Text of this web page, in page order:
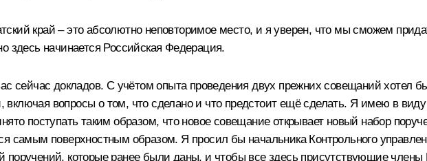
край – это абсолютно неповторимое место, и я уверен, что мы сможем
здесь начинается Российская Федерация.
сейчас докладов. С учётом опыта проведения двух прежних совещаний хотел
вопросы о том, что сделано и что предстоит ещё сделать. Я имею в
поступать таким образом, что новое совещание открывает новый набор
самым поверхностным образом. Я просил бы начальника Контрольного
поручений, которые ранее были даны, и чтобы все здесь присутствующие